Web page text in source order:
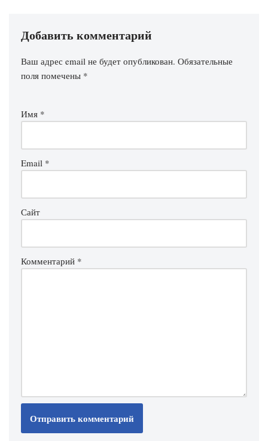
Добавить комментарий
Ваш адрес email не будет опубликован. Обязательные
поля помечены *
Имя *
Email *
Сайт
Комментарий *